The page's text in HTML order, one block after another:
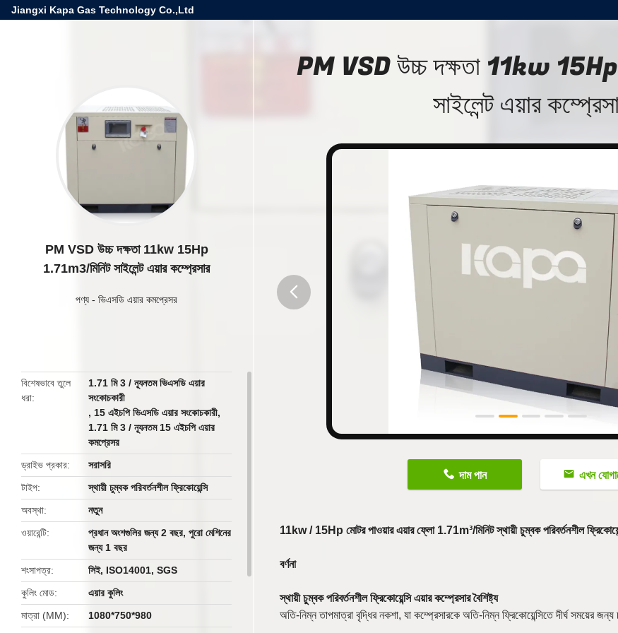
Jiangxi Kapa Gas Technology Co.,Ltd
PM VSD উচ্চ দক্ষতা 11kw 15Hp
1.71m3/মিনিট সাইলেন্ট এয়ার কম্প্রেসার
পণ্য - ভিএসডি এয়ার কমপ্রেসর
বিশেষভাবে তুলে
ধরা
1.71 মি 3 / ন্যূনতম ভিএসডি এয়ার
সংকোচকারী
, 15 এইচপি ভিএসডি এয়ার সংকোচকারী,
1.71 মি 3 / ন্যূনতম 15 এইচপি এয়ার
কমপ্রেসর
ড্রাইভ প্রকার
সরাসরি
টাইপ
স্থায়ী চুম্বক পরিবর্তনশীল ফ্রিকোয়েন্সি
অবস্থা
নতুন
ওয়ারেন্টি
প্রধান অংশগুলির জন্য 2 বছর, পুরো মেশিনের
জন্য 1 বছর
শংসাপত্র
সিই, ISO14001, SGS
কুলিং মোড
এয়ার কুলিং
মাত্রা (MM)
1080*750*980
PM VSD উচ্চ দক্ষতা 11kw
সাইলেন্ট এয়ার
দাম পান এখন
11kw / 15Hp মোটর পাওয়ার এয়ার ফ্লো 1.71m³/মিনিট স্থায়ী চুম্বক পরিবর্তনশীল
বর্ণনা
স্থায়ী চুম্বক পরিবর্তনশীল ফ্রিকোয়েন্সি এয়ার কম্প্রেসার বৈশিষ্ট্য
অতি-নিম্ন তাপমাত্রা বৃদ্ধির নকশা, যা কম্প্রেসারকে অতি-নিম্ন ফ্রিকোয়েন্সিতে দীর্ঘ সময়ের